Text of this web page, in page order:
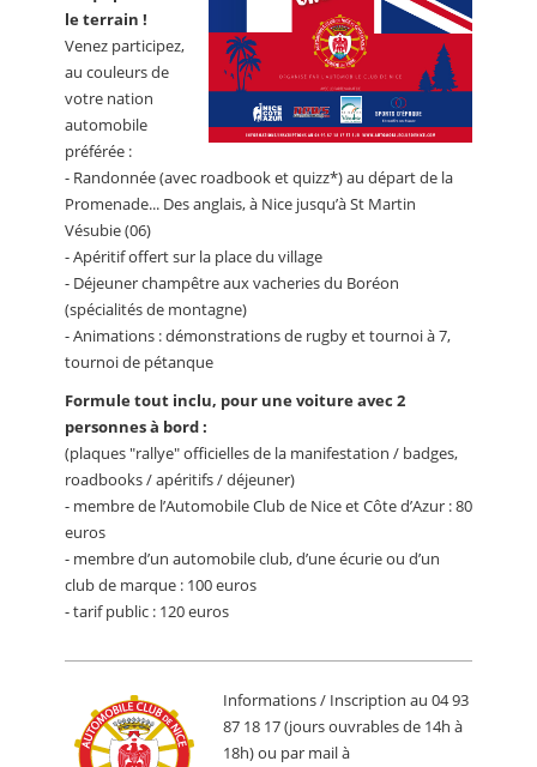
le terrain !
Venez participez,
au couleurs de
votre nation
automobile
préférée :
- Randonnée (avec roadbook et quizz*) au départ de la
Promenade... Des anglais, à Nice jusqu’à St Martin
Vésubie (06)
- Apéritif offert sur la place du village
- Déjeuner champêtre aux vacheries du Boréon
(spécialités de montagne)
- Animations : démonstrations de rugby et tournoi à 7,
tournoi de pétanque
Formule tout inclu, pour une voiture avec 2
personnes à bord :
(plaques "rallye" officielles de la manifestation / badges,
roadbooks / apéritifs / déjeuner)
- membre de l’Automobile Club de Nice et Côte d’Azur : 80
euros
- membre d’un automobile club, d’une écurie ou d’un
club de marque : 100 euros
- tarif public : 120 euros
Informations / Inscription au 04 93
87 18 17 (jours ouvrables de 14h à
18h) ou par mail à